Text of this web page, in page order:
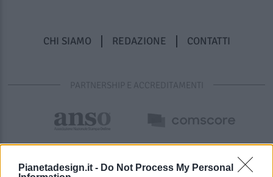
Pianetadesign.it - Do Not Process My Personal
CHI SIAMO REDAZIONE CONTATTI
PARTNERSHIP E ACCREDITAMENTI